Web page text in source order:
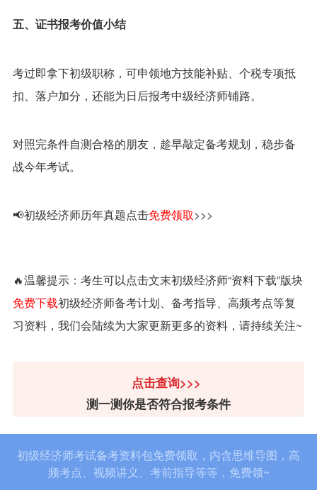
五、证书报考价值小结
考过即拿下初级职称，可申领地方技能补贴、个税专项抵
扣、落户加分，还能为日后报考中级经济师铺路。
对照完条件自测合格的朋友，趁早敲定备考规划，稳步备
战今年考试。
📢初级经济师历年真题点击免费领取>>>
🔥温馨提示：考生可以点击文末初级经济师“资料下载”版块
免费下载初级经济师备考计划、备考指导、高频考点等复
习资料，我们会陆续为大家更新更多的资料，请持续关注~
点击查询>>>
测一测你是否符合报考条件
初级经济师考试备考资料包免费领取，内含思维导图，高
频考点、视频讲义、考前指导等等，免费领~